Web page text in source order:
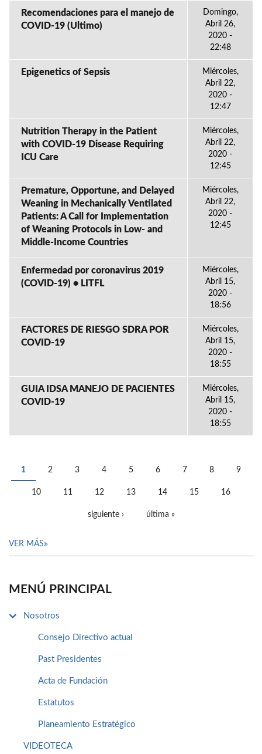
Recomendaciones para el manejo de
COVID-19 (Ultimo)
Domingo,
Abril 26,
2020 -
22:48
Epigenetics of Sepsis
Miércoles,
Abril 22,
2020 -
12:47
Nutrition Therapy in the Patient
with COVID-19 Disease Requiring
ICU Care
Miércoles,
Abril 22,
2020 -
12:45
Premature, Opportune, and Delayed
Weaning in Mechanically Ventilated
Patients: A Call for Implementation
of Weaning Protocols in Low- and
Middle-Income Countries
Miércoles,
Abril 22,
2020 -
12:45
Enfermedad por coronavirus 2019
(COVID-19) • LITFL
Miércoles,
Abril 15,
2020 -
18:56
FACTORES DE RIESGO SDRA POR
COVID-19
Miércoles,
Abril 15,
2020 -
18:55
GUIA IDSA MANEJO DE PACIENTES
COVID-19
Miércoles,
Abril 15,
2020 -
18:55
PÁGINAS
1 2 3 4 5 6 7 8 9
10 11 12 13 14 15 16
siguiente › última »
VER MÁS
MENÚ PRINCIPAL
Nosotros
Consejo Directivo actual
Past Presidentes
Acta de Fundación
Estatutos
Planeamiento Estratégico
VIDEOTECA